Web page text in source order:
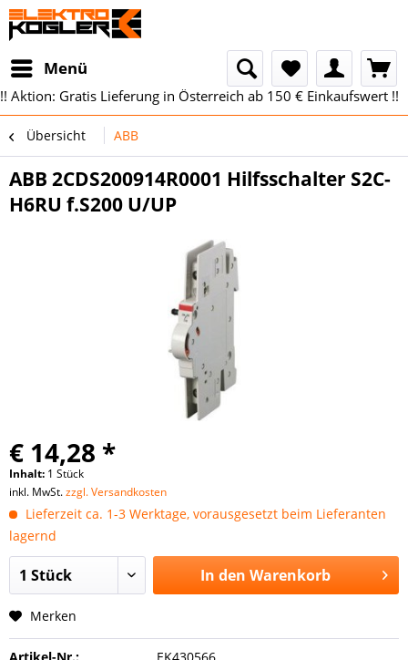
Menü
!! Aktion: Gratis Lieferung in Österreich ab 150 € Einkaufswert !!
Übersicht ABB
ABB 2CDS200914R0001 Hilfsschalter S2C-
H6RU f.S200 U/UP
€ 14,28 *
Inhalt: 1 Stück
inkl. MwSt.zzgl. Versandkosten
Lieferzeit ca. 1-3 Werktage, vorausgesetzt beim Lieferanten
lagernd
In den Warenkorb
Merken